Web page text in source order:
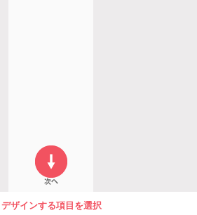
デザインする項目を選択